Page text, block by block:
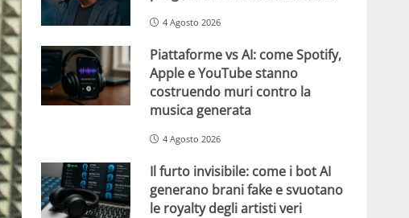
4 Agosto 2026
Piattaforme vs AI: come Spotify,
Apple e YouTube stanno
costruendo muri contro la
musica generata
4 Agosto 2026
Il furto invisibile: come i bot AI
generano brani fake e svuotano
le royalty degli artisti veri